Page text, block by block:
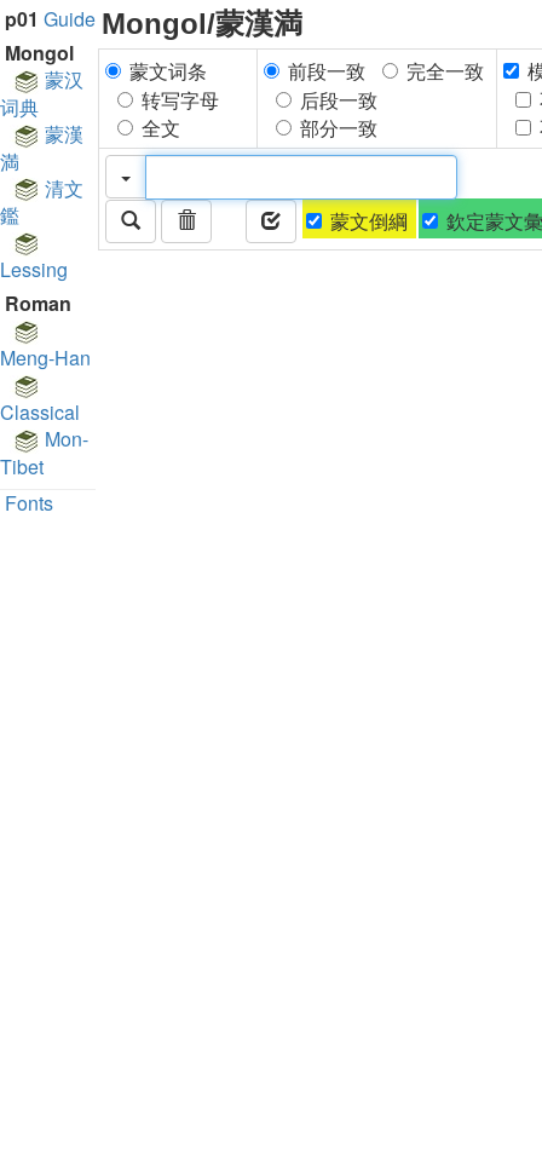
p01 Guide
Mongol
蒙汉
词典
蒙漢
満
清文
鑑
Lessing
Roman
Meng-Han
Classical
Mon-
Tibet
Fonts
Mongol/蒙漢満
蒙文词条
转写字母
全文
前段一致
完全一致
后段一致
部分一致
蒙文倒綱 欽定蒙文